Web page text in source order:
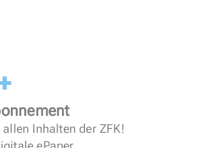
Inhalten der ZFK!